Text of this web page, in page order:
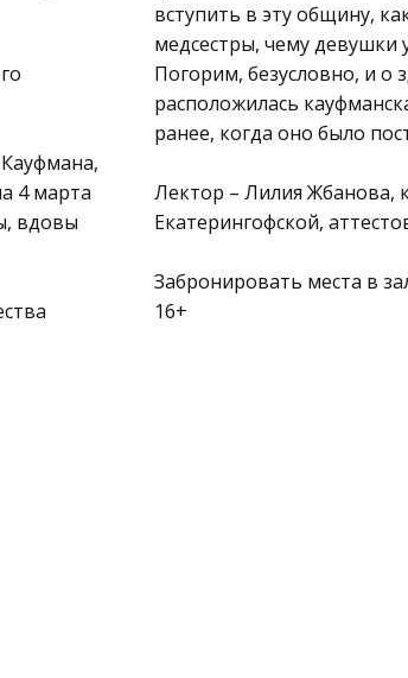
4 марта
вдовы
вступить в эту общину,
медсестры, чему девушки
Погорим, безусловно, и о
расположилась
ранее, когда оно было
Лектор – Лилия Жбанова,
Екатерингофской,
Забронировать места в
16+